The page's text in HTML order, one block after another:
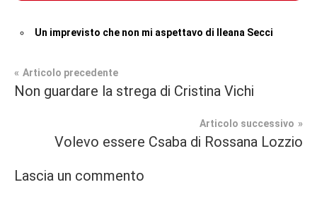
Un imprevisto che non mi aspettavo di Ileana Secci
Tag
#bloggerlife,
#booklover,
Erotico
secondo
Navigazione
Articolo precedente
Non guardare la strega di Cristina Vichi
Articolo successivo
Volevo essere Csaba di Rossana Lozzio
Lascia un commento